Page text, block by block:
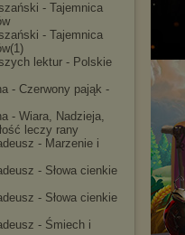
- Tajemnica
- Tajemnica
lektur - Polskie
- Czerwony pająk -
- Wiara, Nadzieja,
leczy rany
- Marzenie i
- Słowa cienkie
- Słowa cienkie
- Śmiech i